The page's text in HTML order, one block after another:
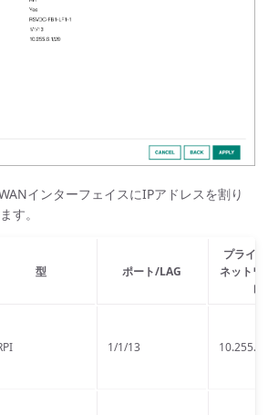
インターフェイスにIPアドレスを割り
す。
型 ポート/LAG
プライ
ネットワ
レ
1/1/13